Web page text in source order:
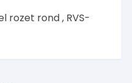
rozet rond , RVS-